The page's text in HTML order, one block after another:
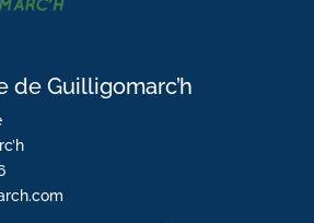
de Guilligomarc’h